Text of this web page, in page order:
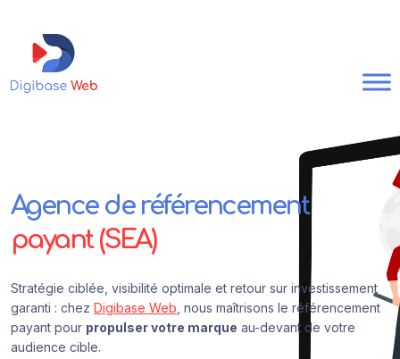
Agence de référencement
payant (SEA)
Stratégie ciblée, visibilité optimale et retour sur investissement
garanti : chez Digibase Web , nous maîtrisons le référencement
payant pour propulser votre marque au-devant de votre
audience cible.